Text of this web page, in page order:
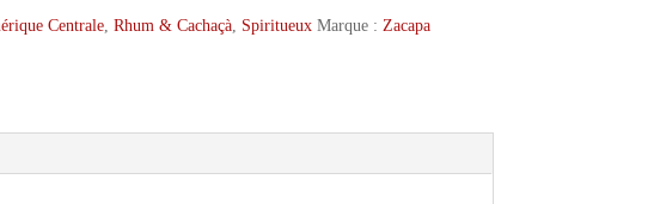
Centrale, Rhum & Cachaçà, Spiritueux Marque : Zacapa